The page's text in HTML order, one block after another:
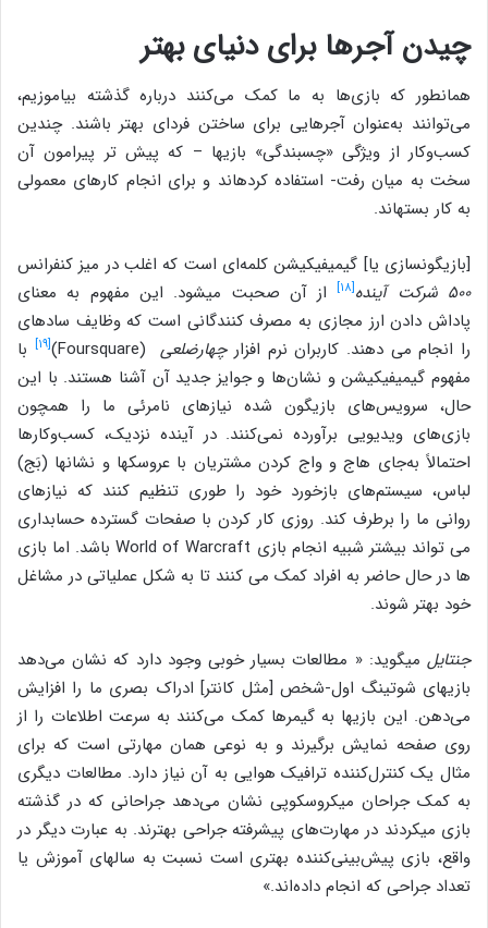
چیدن آجرها برای دنیای بهتر
همانطور که بازی‌ها به ما کمک می‌کنند درباره گذشته بیاموزیم،
می‌توانند به‌عنوان آجرهایی برای ساختن فردای بهتر باشند. چندین
کسب‌وکار از ویژگی «چسبندگی» بازیها – که پیش تر پیرامون آن
سخت به میان رفت- استفاده کرده‎اند و برای انجام کارهای معمولی
به کار بسته‎اند.
[بازیگون‎سازی یا] گیمیفیکیشن کلمه‌ای است که اغلب در میز کنفرانس
۵۰۰ شرکت آینده
[۱۸]
از آن صحبت می‎شود. این مفهوم به معنای
پاداش دادن ارز مجازی به مصرف کنندگانی است که وظایف ساده‎ای
را انجام می دهند. کاربران نرم افزارچهارضلعی (Foursquare) [۱۹]
با
مفهوم گیمیفیکیشن و نشان‌ها و جوایز جدید آن آشنا هستند. با این
حال، سرویس‌های بازیگون شده نیازهای نامرئی ما را همچون
بازی‌های ویدیویی برآورده نمی‌کنند. در آینده نزدیک، کسب‌وکارها
احتمالاً به‌جای هاج و واج کردن مشتریان با عروسک‎‎ها و نشان‎ها (بَج)
لباس، سیستم‌های بازخورد خود را طوری تنظیم کنند که نیازهای
روانی ما را برطرف کند. روزی کار کردن با صفحات گسترده حسابداری
می تواند بیشتر شبیه انجام بازی World of Warcraft باشد. اما بازی
ها در حال حاضر به افراد کمک می کنند تا به شکل عملیاتی در مشاغل
خود بهتر شوند.
جنتایل
می‎گوید: « مطالعات بسیار خوبی وجود دارد که نشان می‌دهد
بازی‎های شوتینگ اول-شخص [مثل کانتر] ادراک بصری ما را افزایش
می‌دهن. این بازی‎ها به گیمرها کمک می‌کنند به سرعت اطلاعات را از
روی صفحه نمایش برگیرند و به نوعی همان مهارتی است که برای
مثال یک کنترل‌کننده ترافیک هوایی به آن نیاز دارد. مطالعات دیگری
به کمک جراحان میکروسکوپی نشان می‌دهد جراحانی که در گذشته
بازی‌ می‎کردند در مهارت‌های پیشرفته جراحی بهترند. به عبارت دیگر در
واقع، بازی پیش‌بینی‌کننده بهتری است نسبت به سالهای آموزش یا
تعداد جراحی که انجام داده‌اند.»